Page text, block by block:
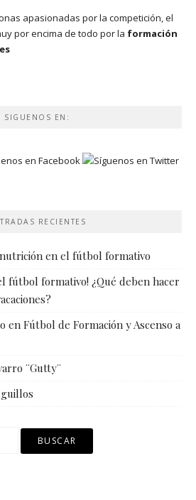
apasionadas por la competición, el
por encima de todo por la formación
SIGUENOS EN:
RECIENTES
en el fútbol formativo
fútbol formativo! ¿Qué deben hacer
en Fútbol de Formación y Ascenso a
¨Gutty¨